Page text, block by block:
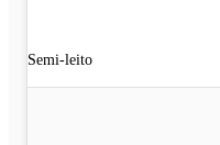
Semi-leito